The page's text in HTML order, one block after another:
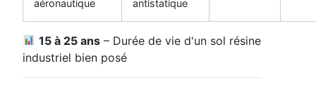
aéronautique
antistatique
15 à 25 ans – Durée de vie d'un sol résine
industriel bien posé